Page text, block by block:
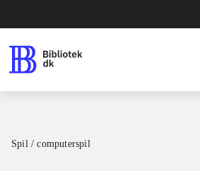
Spil / computerspil